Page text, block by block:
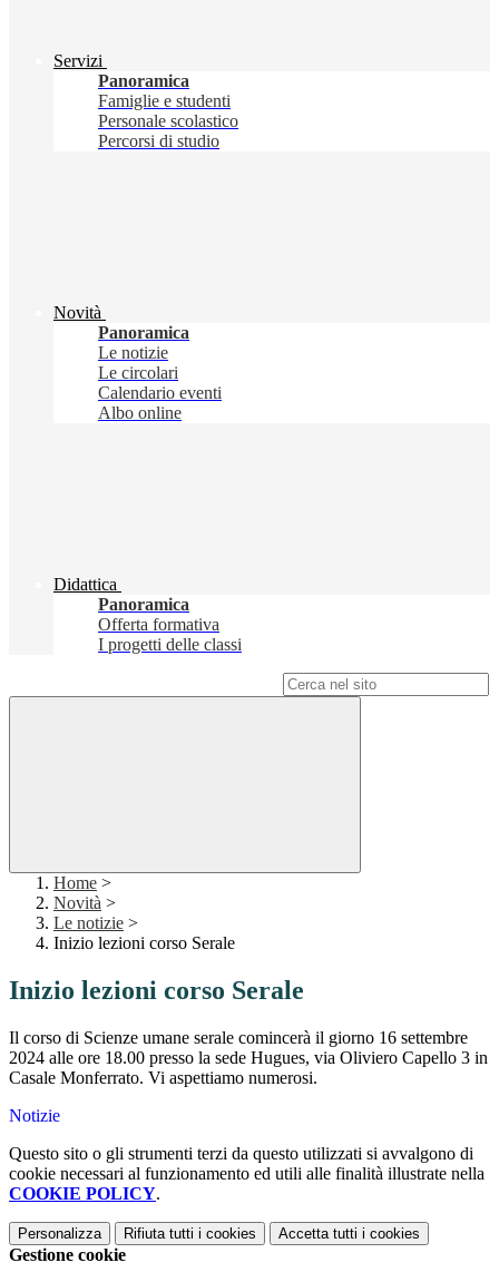
Servizi
Panoramica
Famiglie e studenti
Personale scolastico
Percorsi di studio
Novità
Panoramica
Le notizie
Le circolari
Calendario eventi
Albo online
Didattica
Panoramica
Offerta formativa
I progetti delle classi
Home >
Novità >
Le notizie >
Inizio lezioni corso Serale
Inizio lezioni corso Serale
Il corso di Scienze umane serale comincerà il giorno 16 settembre
2024 alle ore 18.00 presso la sede Hugues, via Oliviero Capello 3 in
Casale Monferrato. Vi aspettiamo numerosi.
Notizie
Questo sito o gli strumenti terzi da questo utilizzati si avvalgono di
cookie necessari al funzionamento ed utili alle finalità illustrate nella
COOKIE POLICY.
Personalizza Rifiuta tutti i cookies Accetta tutti i cookies
Gestione cookie